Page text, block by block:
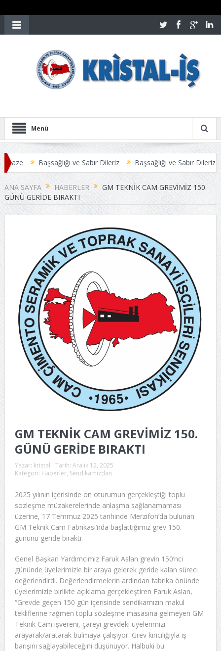
Menü
Başsağlığı ve Sabır Dileriz Başsağlığı ve Sabır Dileriz
SONUÇLANDI
Üyelerimize Duyuru
ANA SAYFA HABERLER
GM TEKNİK CAM GREVİMİZ 150.
GÜNÜ GERİDE BIRAKTI
GM TEKNİK CAM GREVİMİZ 150.
GÜNÜ GERİDE BIRAKTI
Yazar: kristal Tarih: Aralık 12, 2025
Kategori: Haberler, Sendikamızdan
2025 yılının içerisinde on oturumun gerçekleştiği toplu
sözleşme müzakerelerinde anlaşma sağlanamaması
üzerine, 17 Temmuz 2025 tarihinde Merzifon’da bulunan
GM Teknik Cam Fabrikası’nda başlattığımız grev 150.
gününü geride bıraktı.
Genel Başkan Yardımcımız Faruk Aslan grevin 150’nci
gününde üyelerimizle bir araya gelerek geride kalan süreci
değerlendirdi. Değerlendirmelerin ardından fabrika önünde
üyelerimizle birlikte açıklama gerçekleştiren Faruk Aslan,
“Grevde geçen 150 gün içerisinde sendikamızın makul
tekliflerine rağmen toplu sözleşme masasına gelmeyen GM
Teknik Cam işvereni, çareyi grevdeki üyelerimizi
arayarak/aratarak bulmaya çalışıyor. Grev kırıcılığıyla iş
barışını sağlayabileceğini düşünüyor. Halbuki bu